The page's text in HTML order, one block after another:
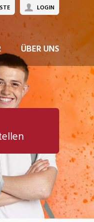
ÜBER UNS
LOGIN
JETZT BEWERBEN